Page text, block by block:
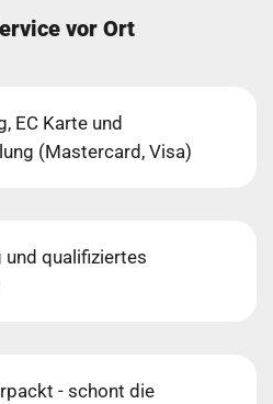
vor Ort
EC Karte und
(Mastercard, Visa)
und qualifiziertes
- schont die